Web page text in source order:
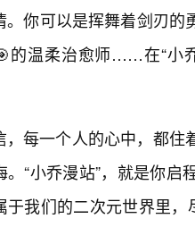
。你可以是挥舞着剑刃
的温柔治愈师……在“小
，每一个人的心中，都
。“小乔漫站”，就是你
于我们的二次元世界里